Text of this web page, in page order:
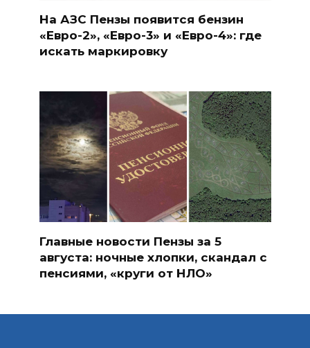
На АЗС Пензы появится бензин
«Евро-2», «Евро-3» и «Евро-4»: где
искать маркировку
Главные новости Пензы за 5
августа: ночные хлопки, скандал с
пенсиями, «круги от НЛО»